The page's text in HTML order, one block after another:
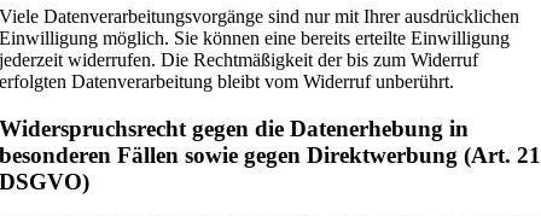
Viele Datenverarbeitungsvorgänge sind nur mit Ihrer ausdrücklichen
Einwilligung möglich. Sie können eine bereits erteilte Einwilligung
jederzeit widerrufen. Die Rechtmäßigkeit der bis zum Widerruf
erfolgten Datenverarbeitung bleibt vom Widerruf unberührt.
Widerspruchsrecht gegen die Datenerhebung in
besonderen Fällen sowie gegen Direktwerbung (Art. 21
DSGVO)